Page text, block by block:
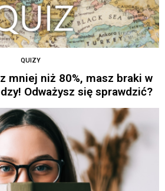
QUIZY
mniej niż 80%, masz braki w
Odważysz się sprawdzić?